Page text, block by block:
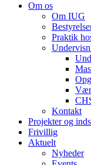
Om os
Om IUG
Praktik
Kontakt
Projekter og
Frivillig
Aktuelt
Nyheder